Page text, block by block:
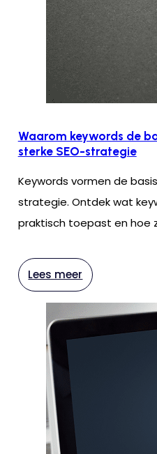
Waarom keywords de
sterke SEO-strategie
Keywords vormen de
strategie. Ontdek wat
praktisch toepast en hoe
Lees meer